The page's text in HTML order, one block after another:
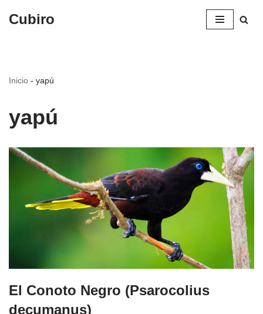
Cubiro
Inicio - yapú
yapú
El Conoto Negro (Psarocolius
decumanus)